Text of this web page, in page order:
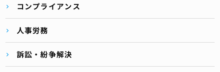
コンプライアンス
人事労務
訴訟・紛争解決